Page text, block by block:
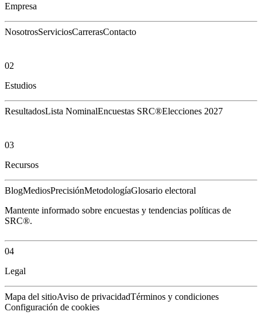
Empresa
NosotrosServiciosCarrerasContacto
02
Estudios
ResultadosLista NominalEncuestas SRC®Elecciones 2027
03
Recursos
BlogMediosPrecisiónMetodologíaGlosario electoral
Mantente informado sobre encuestas y tendencias políticas de
SRC®.
04
Legal
Mapa del sitioAviso de privacidadTérminos y condiciones
Configuración de cookies